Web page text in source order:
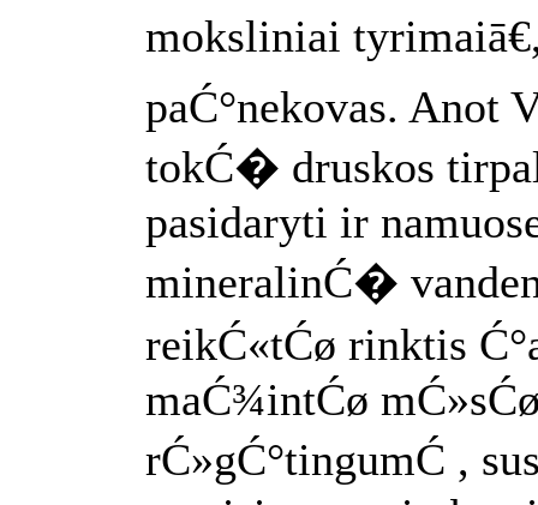
moksliniai
paĆ°nekovas. Anot
tokĆ� druskos
pasidaryti ir
mineralinĆ�
reikĆ«tĆø rinktis
maĆ¾intĆø
rĆ»gĆ°tingumĆ ,